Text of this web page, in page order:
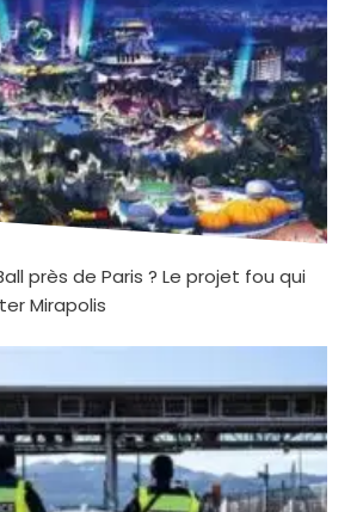
près de Paris ? Le projet fou qui
Mirapolis